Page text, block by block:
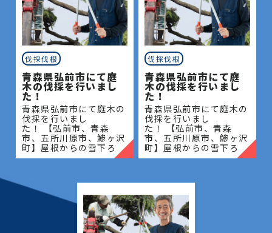
伐採伐根
青森県弘前市にて庭
木の伐採を行いまし
た！
青森県弘前市にて庭木の
伐採を行いまし
た！ 【弘前市、青森
市、五所川原市、鯵ヶ沢
町】屋根からの雪下ろ
し・除雪・排雪などの作
定・草刈りなどのお庭の
こと、造園・
伐採伐根
青森県弘前市にて庭
木の伐採を行いまし
た！
青森県弘前市にて庭木の
伐採を行いまし
た！ 【弘前市、青森
市、五所川原市、鯵ヶ沢
町】屋根からの雪下ろ
し・除雪・排雪などの作
定・草刈りなどのお庭の
こと、造園・